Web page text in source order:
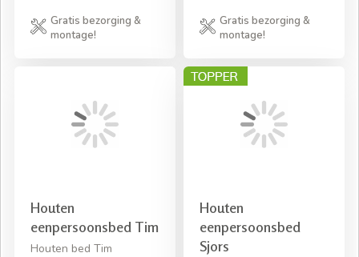
Gratis bezorging &
montage!
Gratis bezorging &
montage!
Houten
eenpersoonsbed Tim
Houten bed Tim
Houten
eenpersoonsbed
Sjors